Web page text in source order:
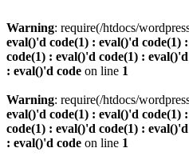
Warning: require(/htdocs/
eval()'d code(1) : eval()'d code(1)
code(1) : eval()'d code(1) :
: eval()'d code on line 1
Warning: require(/htdocs/
eval()'d code(1) : eval()'d code(1)
code(1) : eval()'d code(1) :
: eval()'d code on line 1